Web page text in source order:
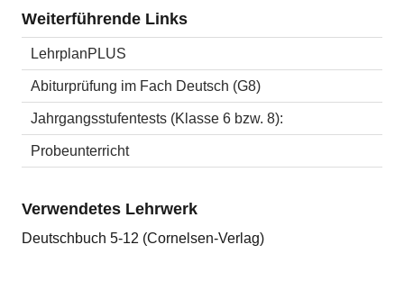
Weiterführende Links
LehrplanPLUS
Abiturprüfung im Fach Deutsch (G8)
Jahrgangsstufentests (Klasse 6 bzw. 8):
Probeunterricht
Verwendetes Lehrwerk
Deutschbuch 5-12 (Cornelsen-Verlag)